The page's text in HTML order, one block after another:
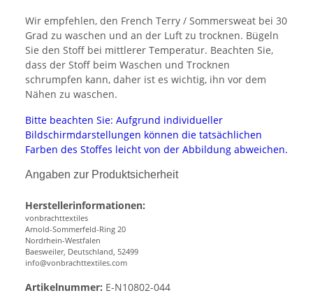
Wir empfehlen, den French Terry / Sommersweat bei 30
Grad zu waschen und an der Luft zu trocknen. Bügeln
Sie den Stoff bei mittlerer Temperatur. Beachten Sie,
dass der Stoff beim Waschen und Trocknen
schrumpfen kann, daher ist es wichtig, ihn vor dem
Nähen zu waschen.
Bitte beachten Sie: Aufgrund individueller
Bildschirmdarstellungen können die tatsächlichen
Farben des Stoffes leicht von der Abbildung abweichen.
Angaben zur Produktsicherheit
Herstellerinformationen:
vonbrachttextiles
Arnold-Sommerfeld-Ring 20
Nordrhein-Westfalen
Baesweiler, Deutschland, 52499
info@vonbrachttextiles.com
Artikelnummer: E-N10802-044